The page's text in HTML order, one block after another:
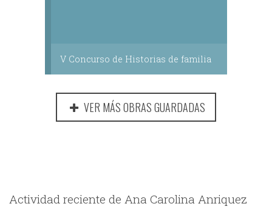
V Concurso de Historias de familia
VER MÁS OBRAS GUARDADAS
Actividad reciente de Ana Carolina Anriquez